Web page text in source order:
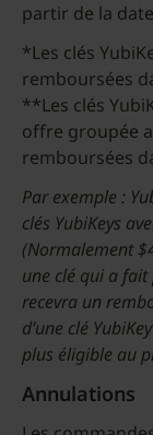
partir de la
*Les clés
remboursées
**Les clés
offre groupée
remboursées
Par exemple :
clés YubiKeys
(Normalement
une clé qui a fait
recevra un
d’une clé
plus éligible au
Annulations